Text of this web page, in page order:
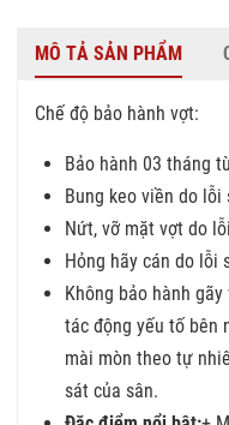
MÔ TẢ SẢN PHẨM
Chế độ bảo hành vợt:
Bảo hành 03 tháng
Bung keo viền do lỗi
Nứt, vỡ mặt vợt do
Hỏng hãy cán do lỗi
Không bảo hành
tác động yếu tố bên
mài mòn theo tự
sát của sân.